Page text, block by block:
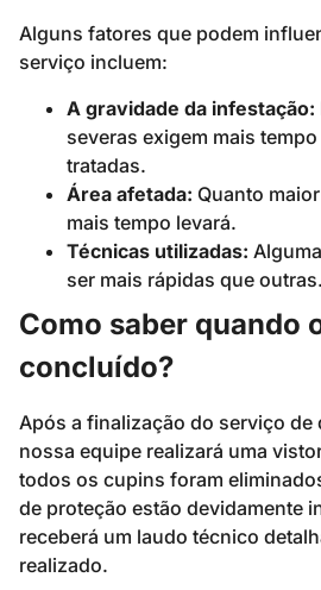
Alguns fatores que podem
serviço incluem:
A gravidade da infestação:
severas exigem mais
tratadas.
Área afetada: Quanto
mais tempo levará.
Técnicas utilizadas:
ser mais rápidas que outras.
Como saber quando
concluído?
Após a finalização do serviço de
nossa equipe realizará uma
todos os cupins foram
de proteção estão devidamente
receberá um laudo técnico
realizado.